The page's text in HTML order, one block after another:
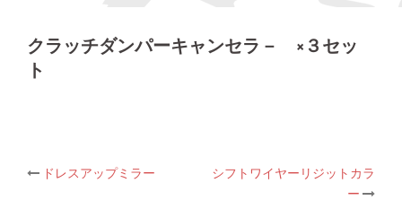
クラッチダンパーキャンセラ－ ×３セッ
ト
投 ドレスアップミラー
シフトワイヤーリジットカラ
ー